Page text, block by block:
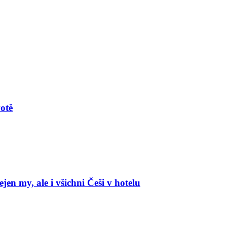
my, ale i všichni Češi v hotelu